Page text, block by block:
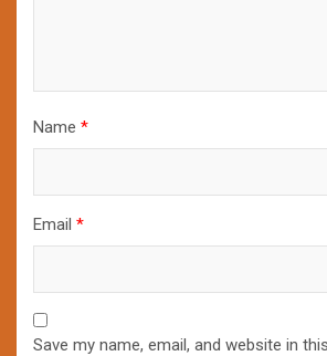
Name *
Email *
Save my name, email, and website in